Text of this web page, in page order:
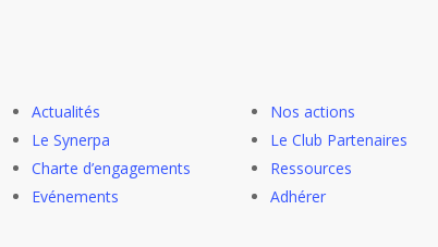
Actualités
Le Synerpa
Charte d’engagements
Evénements
Nos actions
Le Club Partenaires
Ressources
Adhérer